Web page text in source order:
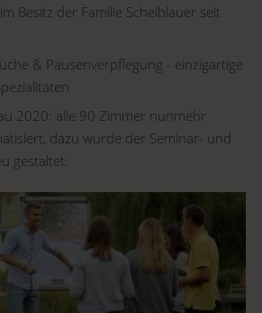
Besitz der Familie Scheiblauer seit
& Pausenverpflegung - einzigartige
2020: alle 90 Zimmer nunmehr
dazu wurde der Seminar- und
gestaltet.